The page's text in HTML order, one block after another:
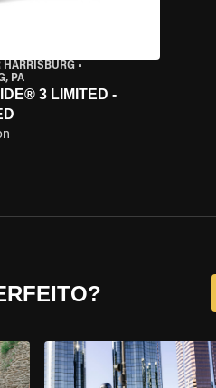
HARRISBURG•
PA
3 LIMITED -